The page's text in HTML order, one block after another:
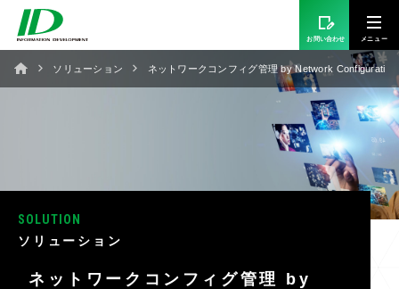
お問い合わせ
ソリューション ネットワークコンフィグ管理 by Network
SOLUTION
ソリューション
ネットワークコンフィグ管理 by